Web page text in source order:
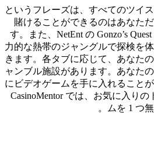
「ペニー」というフレーズは、すべてのツ
賭けることができるのはあなた
す。また、NetEnt の Gonzo’s
力的な熱帯のジャングルで探検を
きます。各タブに応じて、あなた
ャンブル施設があります。あなた
にビデオゲームを手に入れること
CasinoMentor では、お気に入り
ムを 1 つ